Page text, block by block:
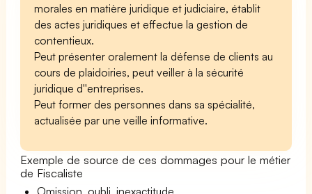
morales en matière juridique et judiciaire, établit
des actes juridiques et effectue la gestion de
contentieux.
Peut présenter oralement la défense de clients au
cours de plaidoiries, peut veiller à la sécurité
juridique d''entreprises.
Peut former des personnes dans sa spécialité,
actualisée par une veille informative.
Exemple de source de ces dommages pour le métier
de Fiscaliste
Omission, oubli, inexactitude